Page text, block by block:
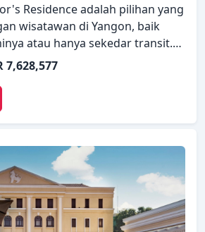
Residence adalah pilihan yang
wisatawan di Yangon, baik
atau hanya sekedar transit.
berbagai fasilitas yang
menginap Anda
kamar 24 jam, WiFi gratis
kebersihan harian,
24 jam hanyalah beberapa
yang ditawarkan. Dirancang
kenyamanan, beberapa kamar
datar, rak pakaian, kopi instan
selamat datang gratis
kenyamanan istirahat malam
7,628,577